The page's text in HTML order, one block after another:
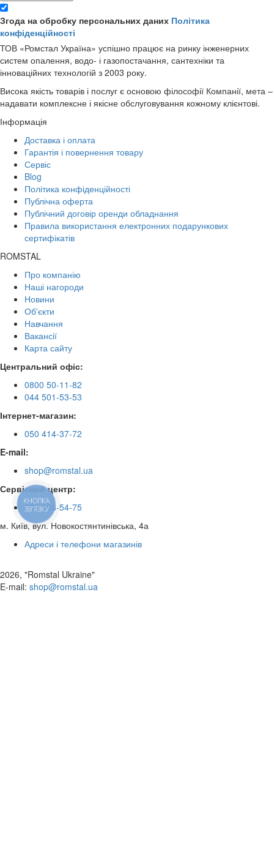
Згода на обробку персональних даних Політика
конфіденційності
ТОВ «Ромстал Україна» успішно працює на ринку інженерних
систем опалення, водо- і газопостачання, сантехніки та
інноваційних технологій з 2003 року.
Висока якість товарів і послуг є основою філософії Компанії, мета –
надавати комплексне і якісне обслуговування кожному клієнтові.
Інформація
Доставка і оплата
Гарантія і повернення товару
Сервіс
Blog
Політика конфіденційності
Публічна оферта
Публічний договір оренди обладнання
Правила використання електронних подарункових
сертифікатів
ROMSTAL
Про компанію
Наші нагороди
Новини
Об'єкти
Навчання
Вакансії
Карта сайту
Центральний офіс:
0800 50-11-82
044 501-53-53
Інтернет-магазин:
050 414-37-72
E-mail:
shop@romstal.ua
Сервісний центр:
050 468-54-75
м. Київ, вул. Новокостянтинівська, 4а
Адреси і телефони магазинів
2026, "Romstal Ukraine"
​E-mail: shop@romstal.ua
КНОПКА
ЗВ'ЯЗКУ